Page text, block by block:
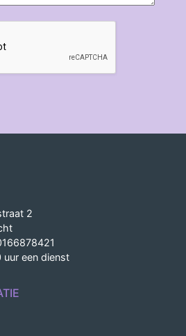
2
uur een dienst